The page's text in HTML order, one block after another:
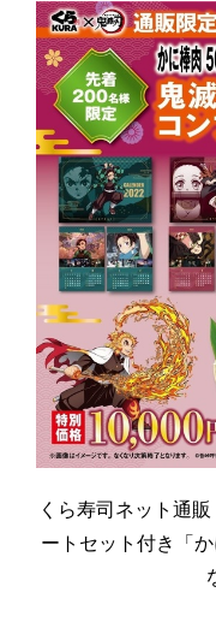
くら寿司ネット通
ートセット付き「